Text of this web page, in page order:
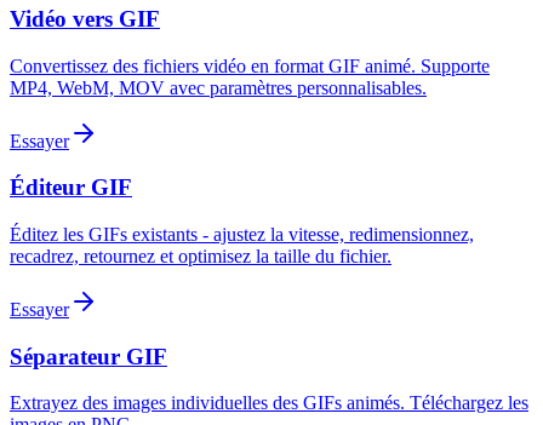
Vidéo vers GIF
Convertissez des fichiers vidéo en format GIF animé. Supporte
MP4, WebM, MOV avec paramètres personnalisables.
Essayer
Éditeur GIF
Éditez les GIFs existants - ajustez la vitesse, redimensionnez,
recadrez, retournez et optimisez la taille du fichier.
Essayer
Séparateur GIF
Extrayez des images individuelles des GIFs animés. Téléchargez les